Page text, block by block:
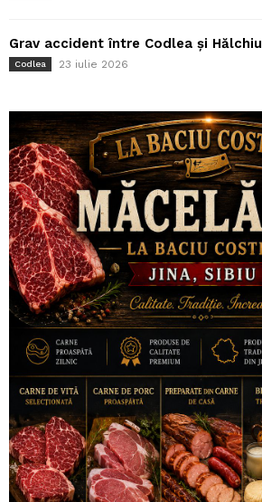
Grav accident între Codlea și Hălchiu
Codlea 23 iulie 2026